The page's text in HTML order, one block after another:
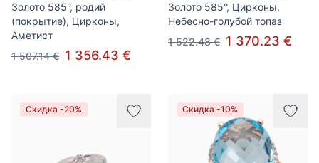
Золото 585°, родий
(покрытие), Цирконы,
Аметист
1 507.14 € 1 356.43 €
Золото 585°, Цирконы,
Небесно-голубой топаз
1 522.48 € 1 370.23 €
Скидка -20% Скидка -10%